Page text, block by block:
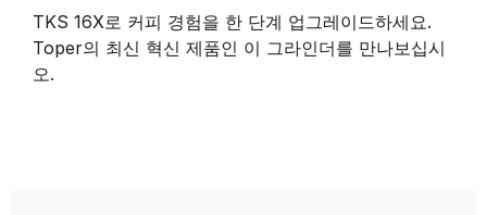
TKS 16X로 커피 경험을 한 단계 업그레이드하세요.
Toper의 최신 혁신 제품인 이 그라인더를 만나보십시
오.